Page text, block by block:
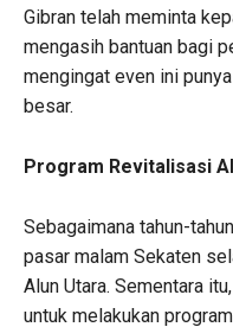
Gibran telah meminta
mengasih bantuan bagi
mengingat even ini
besar.
Program Revitalisasi
Sebagaimana tahun-
pasar malam Sekaten
Alun Utara. Sementara
untuk melakukan